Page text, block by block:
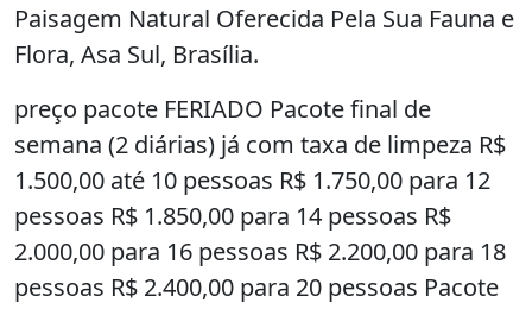
Paisagem Natural Oferecida Pela Sua Fauna e
Flora, Asa Sul, Brasília.
preço pacote FERIADO Pacote final de
semana (2 diárias) já com taxa de limpeza R$
1.500,00 até 10 pessoas R$ 1.750,00 para 12
pessoas R$ 1.850,00 para 14 pessoas R$
2.000,00 para 16 pessoas R$ 2.200,00 para 18
pessoas R$ 2.400,00 para 20 pessoas Pacote